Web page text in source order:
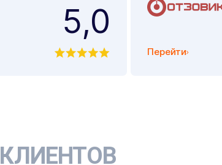
5,0
Перейти
КЛИЕНТОВ